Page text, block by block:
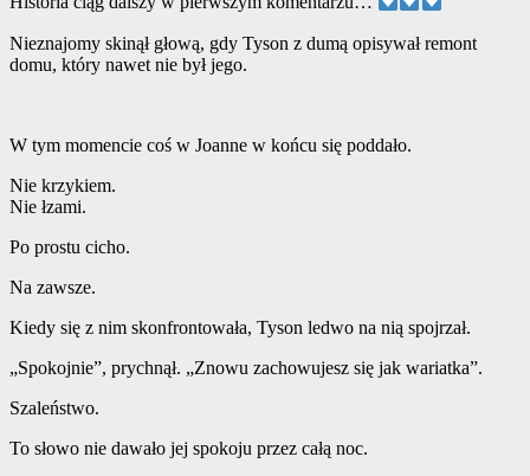
Nieznajomy skinął głową, gdy Tyson z dumą opisywał remont
domu, który nawet nie był jego.
W tym momencie coś w Joanne w końcu się poddało.
Nie krzykiem.
Nie łzami.
Po prostu cicho.
Na zawsze.
Kiedy się z nim skonfrontowała, Tyson ledwo na nią spojrzał.
„Spokojnie”, prychnął. „Znowu zachowujesz się jak wariatka”.
Szaleństwo.
To słowo nie dawało jej spokoju przez całą noc.